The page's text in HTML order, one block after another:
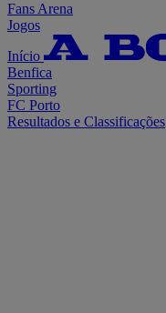
Fans Arena
Jogos
Início
Benfica
Sporting
FC Porto
Resultados e Classificações